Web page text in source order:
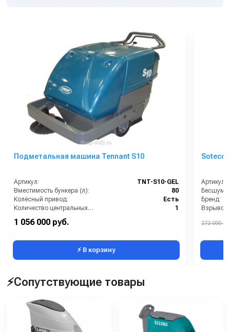
Подметальная машина Tennant S10
Артикул:
TNT-S10-GEL
Вместимость бункера (л):
80
Колёсный привод:
Есть
Количество центральных мусоросборных валиков (шт):
1
Рабочая ширина (мм):
1 056 000 руб.
⚡ В корзину
Soteco
Артикул:
Бренд:
272 000
⚡Сопутствующие товары